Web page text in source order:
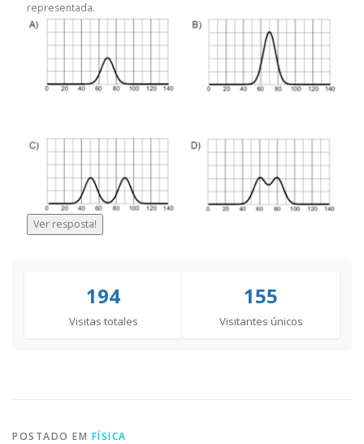
representada.
Ver resposta!
194
Visitas totales
155
Visitantes únicos
POSTADO EM FÍSICA